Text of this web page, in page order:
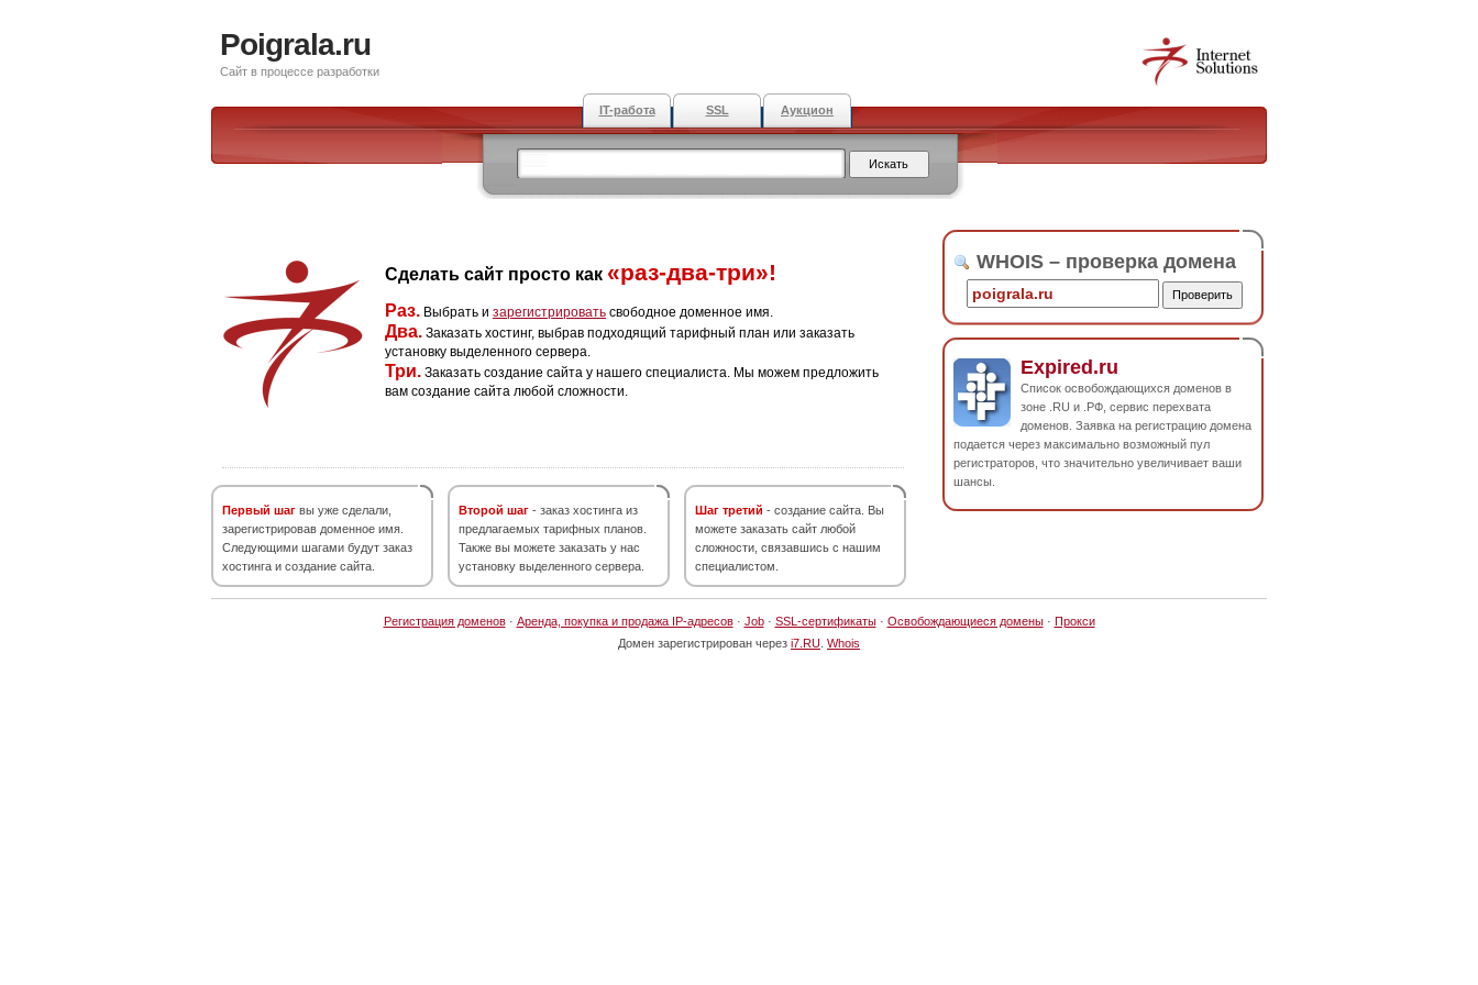
Poigrala.ru
Сайт в процессе разработки
IT-работа SSL Аукцион
Сделать сайт просто как «раз-два-три»!
Раз. Выбрать и зарегистрировать свободное доменное имя.
Два. Заказать хостинг, выбрав подходящий тарифный план или заказать
установку выделенного сервера.
Три. Заказать создание сайта у нашего специалиста. Мы можем предложить
вам создание сайта любой сложности.
Первый шаг вы уже сделали,
зарегистрировав доменное имя.
Следующими шагами будут заказ
хостинга и создание сайта.
Второй шаг - заказ хостинга из
предлагаемых тарифных планов.
Также вы можете заказать у нас
установку выделенного сервера.
Шаг третий - создание сайта. Вы
можете заказать сайт любой
сложности, связавшись с нашим
специалистом.
WHOIS – проверка домена
Expired.ru
Список освобождающихся доменов в
зоне .RU и .РФ, сервис перехвата
доменов. Заявка на регистрацию домена
подается через максимально возможный пул
регистраторов, что значительно увеличивает ваши
шансы.
Регистрация доменов· Аренда, покупка и продажа IP-адресов· Job· SSL-сертификаты· Освобождающиеся домены· Прокси
Домен зарегистрирован через i7.RU Whois